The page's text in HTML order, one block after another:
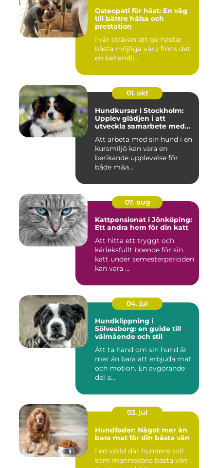
Osteopati för häst: En väg
till bättre hälsa och
prestation
I vår strävan att ge hästar
bästa möjliga vård finns det
en behandli...
01. okt
Hundkurser i Stockholm:
Upplev glädjen i att
utveckla samarbete med
Att arbeta med sin hund i en
kursmiljö kan vara en
berikande upplevelse för
både m&a...
07. aug
Kattpensionat i Jönköping:
Ett andra hem för din katt
Att hitta ett tryggt och
kärleksfullt boende för sin
katt under semesterperioden
kan vara ...
04. jul
Hundklippning i
Sölvesborg: en guide till
välmående och stil
Att ta hand om sin hund är
mer än bara att erbjuda mat
och motion. En avgörande
del a...
03. jul
Hundfoder: Något mer än
bara mat för din bästa vän
I en värld där hundens roll
som människans bästa vän